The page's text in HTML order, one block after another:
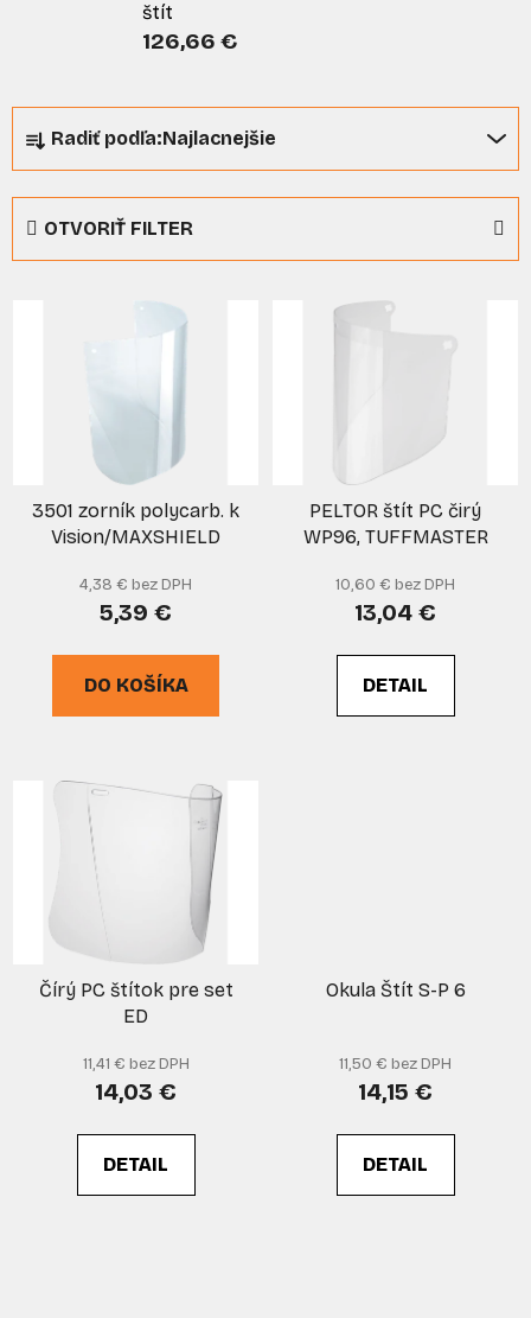
štít
126,66 €
a
n
Radiť podľa:Najlacnejšie
OTVORIŤ FILTER
3501 zorník polycarb. k
Vision/MAXSHIELD
4,38 € bez DPH
5,39 €
DO KOŠÍKA
PELTOR štít PC čirý
WP96, TUFFMASTER
10,60 € bez DPH
13,04 €
DETAIL
Čírý PC štítok pre set
ED
11,41 € bez DPH
14,03 €
DETAIL
Okula Štít S-P 6
11,50 € bez DPH
14,15 €
DETAIL